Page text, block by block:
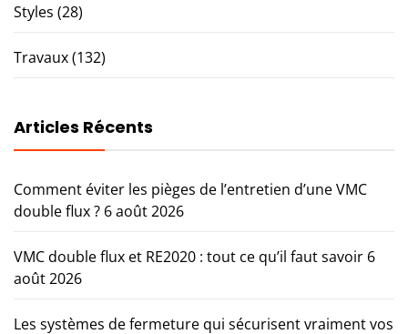
Styles (28)
Travaux(132)
Articles Récents
Comment éviter les pièges de l’entretien d’une VMC
double flux ? 6 août 2026
VMC double flux et RE2020 : tout ce qu’il faut savoir 6
août 2026
Les systèmes de fermeture qui sécurisent vraiment vos